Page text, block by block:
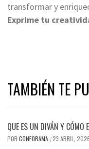
transformar y
Exprime tu
TAMBIÉN TE
QUE ES UN DIVÁN Y CÓMO
POR CONFORAMA /23 ABRIL, 2026